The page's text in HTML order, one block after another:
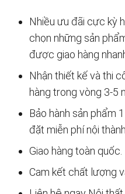
Nhiều ưu đãi cực kỳ
chọn những sản
được giao hàng
Nhận thiết kế và thi
hàng trong vòng 3-5
Bảo hành sản phẩm
đặt miễn phí nội
Giao hàng toàn quốc.
Cam kết chất lượng